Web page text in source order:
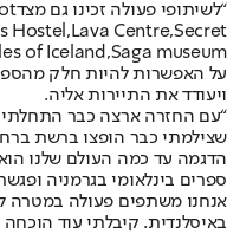
“לשיתופי פעולה זכינו גם מצד
Hostel , Lava Centre,Secret
of Iceland,Saga museum
על האפשרות להיות חלק
ויעודד את התיירות אליה.
“עם החזרה ארצה כבר
שצילמתי כבר הופצו ברשת
הדגמה עד כמה העולם שלנו
ספרים בינלאומי בגרמניה
אנחנו משתפים פעולה במטרה
באיסלנדית. קיבלתי עוד